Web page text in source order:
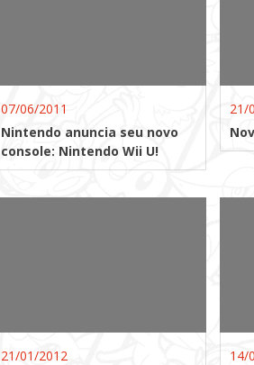
07/06/2011
Nintendo anuncia seu novo
console: Nintendo Wii U!
21/
21/01/2012
14/